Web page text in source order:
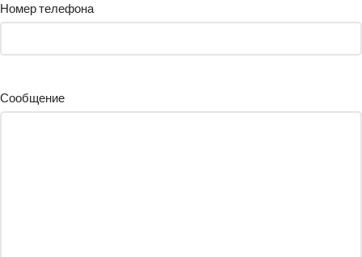
Номер телефона
Сообщение